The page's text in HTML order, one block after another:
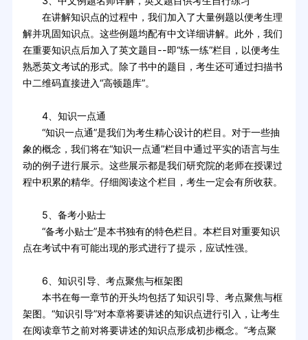
在讲解知识点的过程中，我们加入了大量例题以便考生理
解并巩固知识点。这些例题均配有中文详细讲解。此外，我们
在重要知识点后加入了英文题目--即“练一练”栏目，以便考生
熟悉英文考试的形式。除了书中的题目，考生还可通过扫描书
中二维码直接进入“高顿题库”。
4、知识一点通
“知识一点通”是我们为考生精心设计的栏目。对于一些抽
象的概念，我们将在“知识一点通”栏目中通过平实的语言与生
动的例子进行展示。这些展示都是我们研究院的老师在授课过
程中积累的精华。仔细阅读这个栏目，考生一定会有所收获。
5、备考小贴士
“备考小贴士”是本书独有的特色栏目。本栏目对重要知识
点在考试中有可能出现的形式进行了提示，应试性强。
6、知识引导、考点聚焦与框架图
本书在每一章节的开头均包括了知识引导、考点聚焦与框
架图。“知识引导”对本章将要讲述的知识点进行引入，让考生
在阅读章节之前对将要讲述的知识点形成初步概念。“考点聚